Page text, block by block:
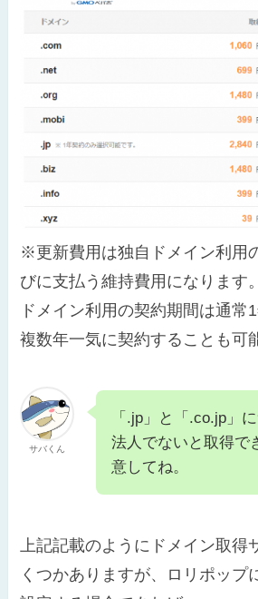
※更新費用は独自ドメイン利用
びに支払う維持費用になります。
ドメイン利用の契約期間は通常
複数年一気に契約することも可
サバくん
「.jp」と「.co.jp」
法人でないと取得で
意してね。
上記記載のようにドメイン取得
くつかありますが、ロリポップ